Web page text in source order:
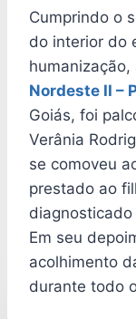
Cumprindo o
do interior do
humanização,
Nordeste II –
Goiás, foi
Verânia
se comoveu
prestado ao
Em seu
acolhimento
durante todo